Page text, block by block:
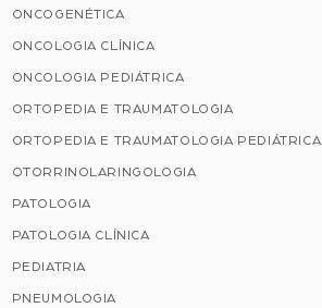
ONCOGENÉTICA
ONCOLOGIA CLÍNICA
ONCOLOGIA PEDIÁTRICA
ORTOPEDIA E TRAUMATOLOGIA
ORTOPEDIA E TRAUMATOLOGIA PEDIÁTRICA
OTORRINOLARINGOLOGIA
PATOLOGIA
PATOLOGIA CLÍNICA
PEDIATRIA
PNEUMOLOGIA